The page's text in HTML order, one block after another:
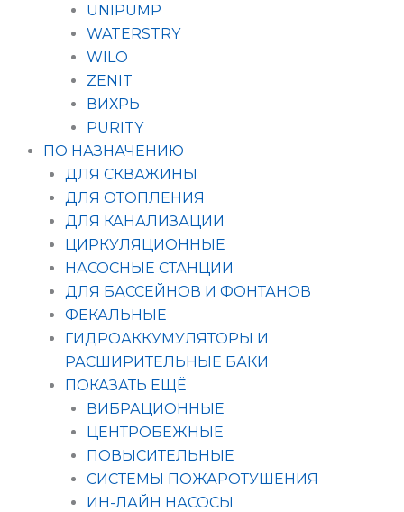
UNIPUMP
WATERSTRY
WILO
ZENIT
ВИХРЬ
PURITY
ПО НАЗНАЧЕНИЮ
ДЛЯ СКВАЖИНЫ
ДЛЯ ОТОПЛЕНИЯ
ДЛЯ КАНАЛИЗАЦИИ
ЦИРКУЛЯЦИОННЫЕ
НАСОСНЫЕ СТАНЦИИ
ДЛЯ БАССЕЙНОВ И ФОНТАНОВ
ФЕКАЛЬНЫЕ
ГИДРОАККУМУЛЯТОРЫ И
РАСШИРИТЕЛЬНЫЕ БАКИ
ПОКАЗАТЬ ЕЩЁ
ВИБРАЦИОННЫЕ
ЦЕНТРОБЕЖНЫЕ
ПОВЫСИТЕЛЬНЫЕ
СИСТЕМЫ ПОЖАРОТУШЕНИЯ
ИН-ЛАЙН НАСОСЫ